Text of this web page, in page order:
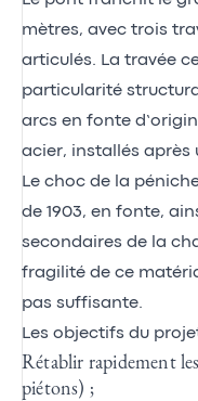
mètres, avec trois
articulés. La travée
particularité
arcs en fonte
acier, installés après
Le choc de la
de 1903, en fonte,
secondaires de la
fragilité de ce
pas suffisante.
Les objectifs du
Rétablir rapidement
piétons) ;